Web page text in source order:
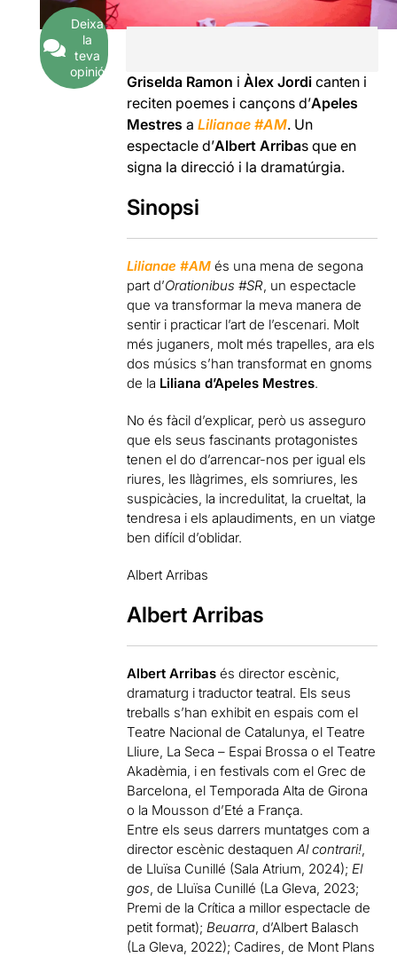
Deixa
la
teva
opinió
Griselda Ramon i Àlex Jordicanten i
reciten poemes i cançons d’Apeles
Mestres aLilianae #AM. Un
espectacle d’Albert Arribas que en
signa la direcció i la dramatúrgia.
Sinopsi
Lilianae #AM és una mena de segona
part d’Orationibus #SR, un espectacle
que va transformar la meva manera de
sentir i practicar l’art de l’escenari. Molt
més juganers, molt més trapelles, ara els
dos músics s’han transformat en gnoms
de la Liliana d’Apeles Mestres.
No és fàcil d’explicar, però us asseguro
que els seus fascinants protagonistes
tenen el do d’arrencar-nos per igual els
riures, les llàgrimes, els somriures, les
suspicàcies, la incredulitat, la crueltat, la
tendresa i els aplaudiments, en un viatge
ben difícil d’oblidar.
Albert Arribas
Albert Arribas
Albert Arribas és director escènic,
dramaturg i traductor teatral. Els seus
treballs s’han exhibit en espais com el
Teatre Nacional de Catalunya, el Teatre
Lliure, La Seca – Espai Brossa o el Teatre
Akadèmia, i en festivals com el Grec de
Barcelona, el Temporada Alta de Girona
o la Mousson d’Eté a França.
Entre els seus darrers muntatges com a
director escènic destaquenAl contrari!,
de Lluïsa Cunillé (Sala Atrium, 2024);El
gos, de Lluïsa Cunillé (La Gleva, 2023;
Premi de la Crítica a millor espectacle de
petit format);Beuarra, d’Albert Balasch
(La Gleva, 2022); Cadires, de Mont Plans